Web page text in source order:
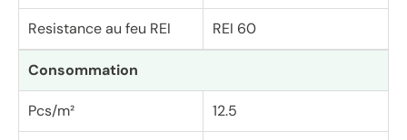
Resistance au feu REI REI 60
Consommation
Pcs/m² 12.5